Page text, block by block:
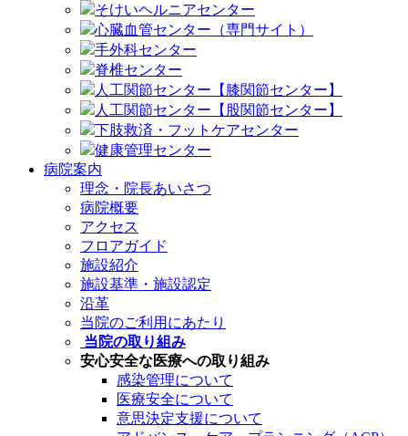
そけいヘルニアセンター
心臓血管センター（専門サイト）
手外科センター
脊椎センター
人工関節センター【膝関節センター】
人工関節センター【股関節センター】
下肢救済・フットケアセンター
健康管理センター
病院案内
理念・院長あいさつ
病院概要
アクセス
フロアガイド
施設紹介
施設基準・施設認定
沿革
当院のご利用にあたり
当院の取り組み
安心安全な医療への取り組み
感染管理について
医療安全について
意思決定支援について